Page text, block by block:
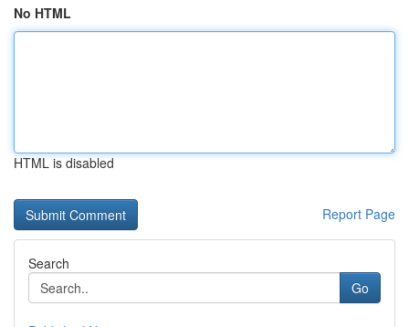
No HTML
HTML is disabled
Report Page
Search
Go